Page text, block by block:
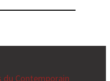
Contemporain